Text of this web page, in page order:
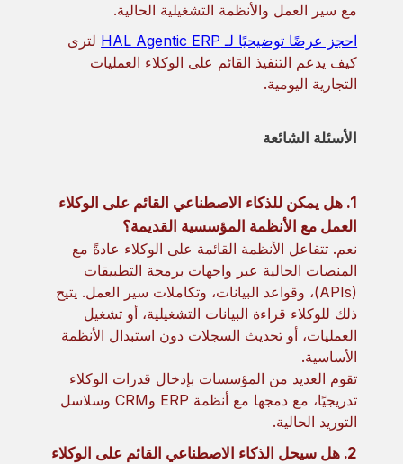
مع سير العمل والأنظمة التشغيلية الحالية.
احجز عرضًا توضيحيًا لـ HAL Agentic ERP
لترى
كيف يدعم التنفيذ القائم على الوكلاء العمليات
التجارية اليومية.
الأسئلة الشائعة
1. هل يمكن للذكاء الاصطناعي القائم على الوكلاء
العمل مع الأنظمة المؤسسية القديمة؟
نعم. تتفاعل الأنظمة القائمة على الوكلاء عادةً مع
المنصات الحالية عبر واجهات برمجة التطبيقات
(APIs)، وقواعد البيانات، وتكاملات سير العمل. يتيح
ذلك للوكلاء قراءة البيانات التشغيلية، أو تشغيل
العمليات، أو تحديث السجلات دون استبدال الأنظمة
الأساسية.
تقوم العديد من المؤسسات بإدخال قدرات الوكلاء
تدريجيًا، مع دمجها مع أنظمة ERP وCRM وسلاسل
التوريد الحالية.
2. هل سيحل الذكاء الاصطناعي القائم على الوكلاء